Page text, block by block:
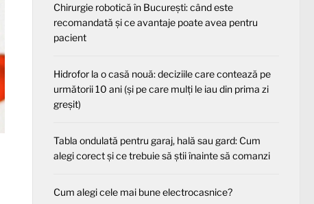
Chirurgie robotică în București: când este
recomandată și ce avantaje poate avea pentru
pacient
Hidrofor la o casă nouă: deciziile care contează pe
următorii 10 ani (și pe care mulți le iau din prima zi
greșit)
Tabla ondulată pentru garaj, hală sau gard: Cum
alegi corect și ce trebuie să știi înainte să comanzi
Cum alegi cele mai bune electrocasnice?